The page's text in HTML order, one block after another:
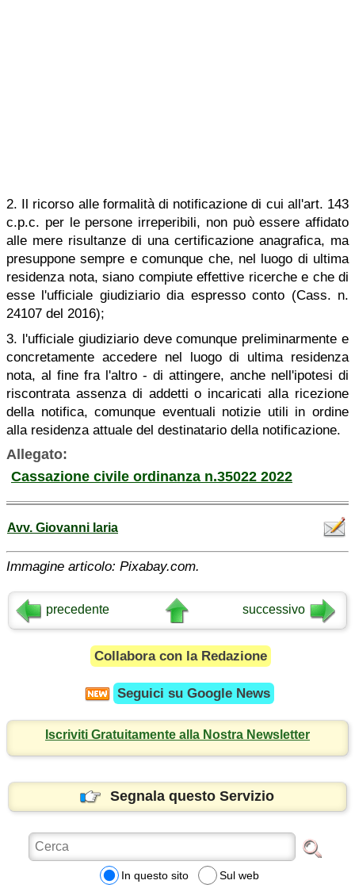
2. Il ricorso alle formalità di notificazione di cui all'art. 143
c.p.c. per le persone irreperibili, non può essere affidato
alle mere risultanze di una certificazione anagrafica, ma
presuppone sempre e comunque che, nel luogo di ultima
residenza nota, siano compiute effettive ricerche e che di
esse l'ufficiale giudiziario dia espresso conto (Cass. n.
24107 del 2016);
3. l'ufficiale giudiziario deve comunque preliminarmente e
concretamente accedere nel luogo di ultima residenza
nota, al fine fra l'altro - di attingere, anche nell'ipotesi di
riscontrata assenza di addetti o incaricati alla ricezione
della notifica, comunque eventuali notizie utili in ordine
alla residenza attuale del destinatario della notificazione.
Allegato:
Cassazione civile ordinanza n.35022 2022
Avv. Giovanni Iaria
Immagine articolo: Pixabay.com.
precedente successivo
Collabora con la Redazione
Seguici su Google News
Iscriviti Gratuitamente alla Nostra Newsletter
Segnala questo Servizio
In questo sito Sul web